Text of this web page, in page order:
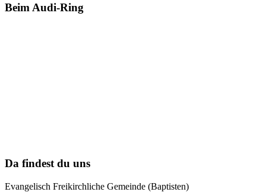
Beim Audi-Ring
Da findest du uns
Evangelisch Freikirchliche Gemeinde (Baptisten)